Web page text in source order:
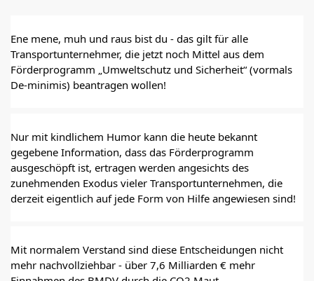
Ene mene, muh und raus bist du - das gilt für alle
Transportunternehmer, die jetzt noch Mittel aus dem
Förderprogramm „Umweltschutz und Sicherheit“ (vormals
De-minimis) beantragen wollen!
Nur mit kindlichem Humor kann die heute bekannt
gegebene Information, dass das Förderprogramm
ausgeschöpft ist, ertragen werden angesichts des
zunehmenden Exodus vieler Transportunternehmen, die
derzeit eigentlich auf jede Form von Hilfe angewiesen sind!
Mit normalem Verstand sind diese Entscheidungen nicht
mehr nachvollziehbar - über 7,6 Milliarden € mehr